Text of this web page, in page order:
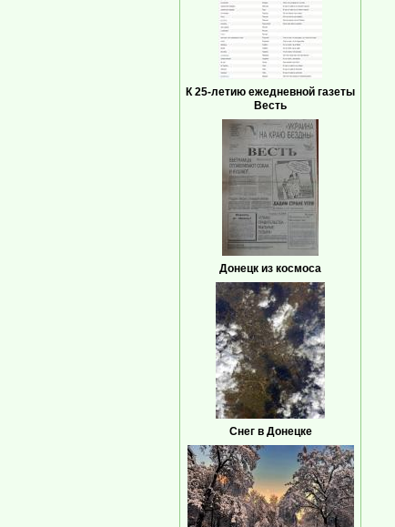
К 25-летию ежедневной газеты
Весть
Донецк из космоса
Снег в Донецке